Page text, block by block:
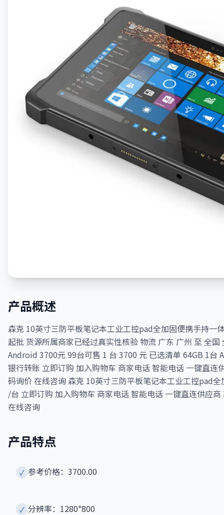
产品概述
森克 10英寸三防平板笔记本工业工控pad全加固便携手持一
起批 货源所属商家已经过真实性核验 物流 广东 广州 至 全
Android 3700元 99台可售 1 台 3700 元 已选清单 64GB 1台
银行转账 立即订购 加入购物车 商家电话 智能电话 一键直连
码询价 在线咨询 森克 10英寸三防平板笔记本工业工控pad
/台 立即订购 加入购物车 商家电话 智能电话 一键直连供应
在线咨询
产品特点
✓ 参考价格：3700.00
✓ 分辨率：1280*800